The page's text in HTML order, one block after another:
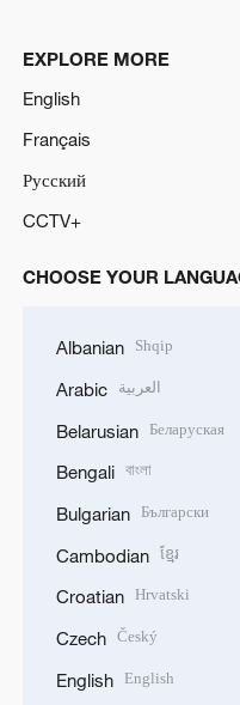
EXPLORE MORE
English
Français
Русский
CCTV+
CHOOSE YOUR
Albanian Shqip
Arabic العربية
Belarusian Беларуская
Bengali বাংলা
Bulgarian Български
Cambodian ខ្មែរ
Croatian Hrvatski
Czech Český
English English